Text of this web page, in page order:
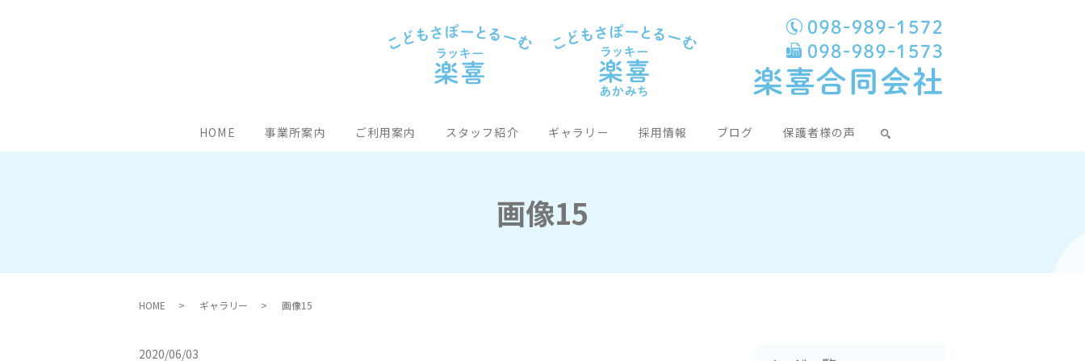
HOME 事業所案内 ご利用案内 スタッフ紹介 ギャラリー 採用情報 ブログ 保護者様の声
画像15
HOME ギャラリー 画像15
2020/06/03